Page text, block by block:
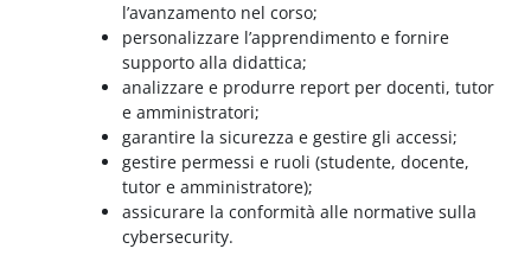
l’avanzamento nel corso;
personalizzare l’apprendimento e fornire
supporto alla didattica;
analizzare e produrre report per docenti, tutor
e amministratori;
garantire la sicurezza e gestire gli accessi;
gestire permessi e ruoli (studente, docente,
tutor e amministratore);
assicurare la conformità alle normative sulla
cybersecurity.